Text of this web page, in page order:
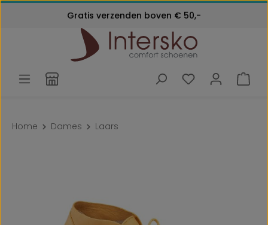
Ga naar de hoofdinhoud
24 maanden garantie
Klantenservice: 072 - 571 79 79
Gratis verzenden boven € 50,-
Home Dames Laars